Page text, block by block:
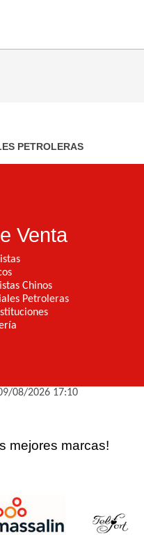
PETROLERAS
Venta
Chinos
Petroleras
08/2026 17:10
mejores marcas!